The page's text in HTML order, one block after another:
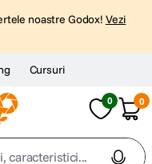
noastre Godox! Vezi
Cursuri
0 0